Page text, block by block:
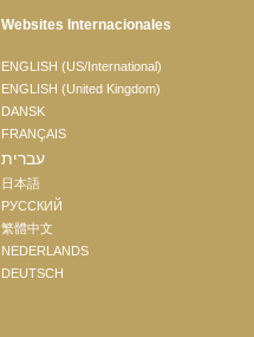
Websites Internacionales
ENGLISH (US/International)
ENGLISH (United Kingdom)
DANSK
FRANÇAIS
עברית
日本語
РУССКИЙ
繁體中文
NEDERLANDS
DEUTSCH